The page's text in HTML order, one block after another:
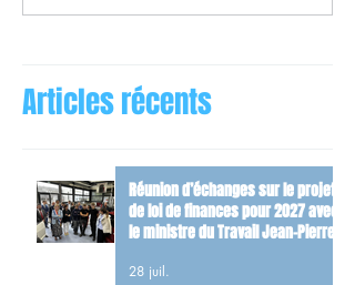
Articles récents
Réunion d’échanges sur le projet
de loi de finances pour 2027 avec
le ministre du Travail Jean-Pierre
28 juil.